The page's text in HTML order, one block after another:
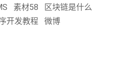
素材58
区块链是什么
开发教程
微博